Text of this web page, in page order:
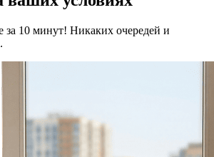
за 10 минут! Никаких очередей и